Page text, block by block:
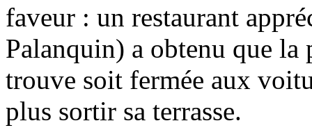
faveur : un restaurant
Palanquin) a obtenu que la
trouve soit fermée aux
plus sortir sa terrasse.